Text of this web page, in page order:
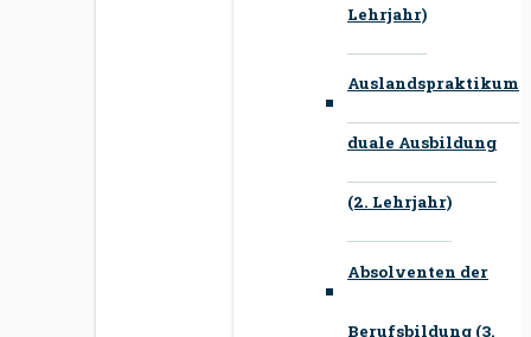
Lehrjahr)
Auslandspraktikum
duale Ausbildung
(2. Lehrjahr)
Absolventen der
Berufsbildung (3.